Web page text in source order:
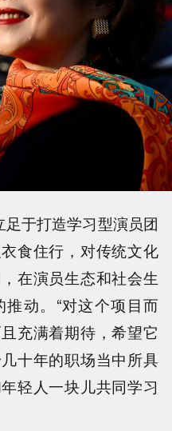
足于打造学习型演员团
食住行，对传统文化
在演员生态和社会生
动。“对这个项目而
充满着期待，希望它
十年的职场当中所具
轻人一块儿共同学习